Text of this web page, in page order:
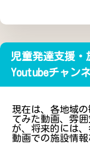
児童発達支援
Youtubeチャン
現在は、各地域
てみた動画、雰
が、将来的には
動画での施設情報